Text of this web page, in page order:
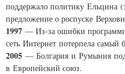
поддержало политику Ельцина
предложение о роспуске
1997 — Из-за ошибки
сеть Интернет потерпела самый
2005 — Болгария и Румыния
в Европейский союз.